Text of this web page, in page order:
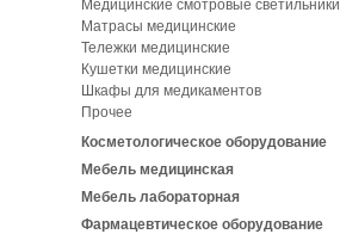
Медицинские смотровые светильники
Матрасы медицинские
Тележки медицинские
Кушетки медицинские
Шкафы для медикаментов
Прочее
Косметологическое оборудование
Мебель медицинская
Мебель лабораторная
Фармацевтическое оборудование